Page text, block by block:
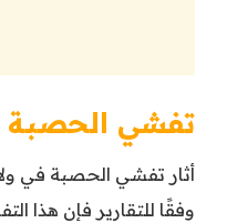
تفشي
وفقًا للتقارير فإن هذا